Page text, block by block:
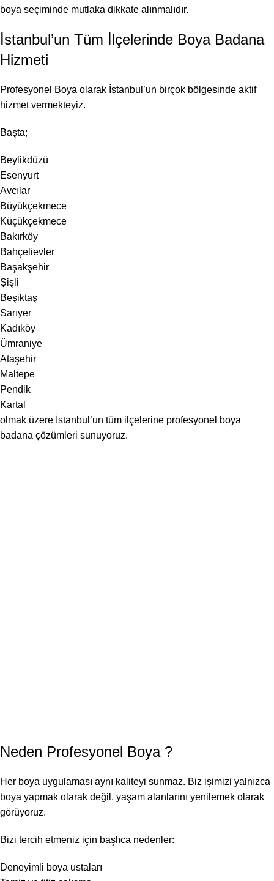
boya seçiminde mutlaka dikkate alınmalıdır.
İstanbul’un Tüm İlçelerinde Boya Badana
Hizmeti
Profesyonel Boya olarak İstanbul’un birçok bölgesinde aktif
hizmet vermekteyiz.
Başta;
Beylikdüzü
Esenyurt
Avcılar
Büyükçekmece
Küçükçekmece
Bakırköy
Bahçelievler
Başakşehir
Şişli
Beşiktaş
Sarıyer
Kadıköy
Ümraniye
Ataşehir
Maltepe
Pendik
Kartal
olmak üzere İstanbul’un tüm ilçelerine profesyonel boya
badana çözümleri sunuyoruz.
Neden Profesyonel Boya?
Her boya uygulaması aynı kaliteyi sunmaz. Biz işimizi yalnızca
boya yapmak olarak değil, yaşam alanlarını yenilemek olarak
görüyoruz.
Bizi tercih etmeniz için başlıca nedenler:
Deneyimli boya ustaları